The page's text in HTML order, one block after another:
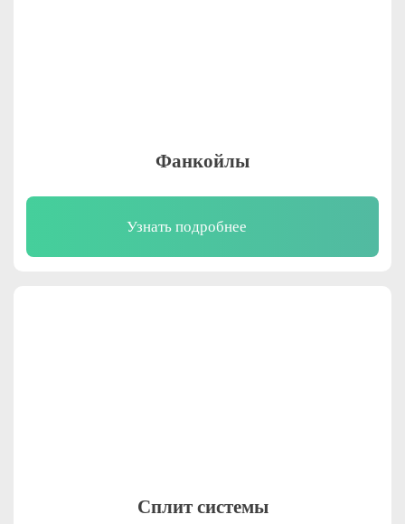
Фанкойлы
Узнать подробнее
Сплит системы